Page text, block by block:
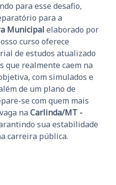
para esse desafio,
para a
Municipal elaborado por
curso oferece
de estudos atualizado
que realmente caem na
com simulados e
de um plano de
se com quem mais
na Carlinda/MT -
sua estabilidade
carreira pública.